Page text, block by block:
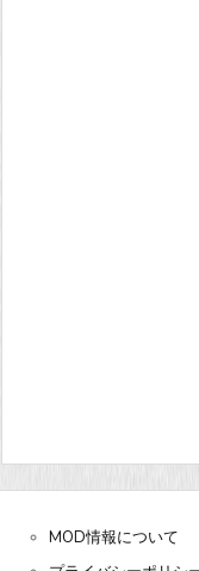
MOD情報について